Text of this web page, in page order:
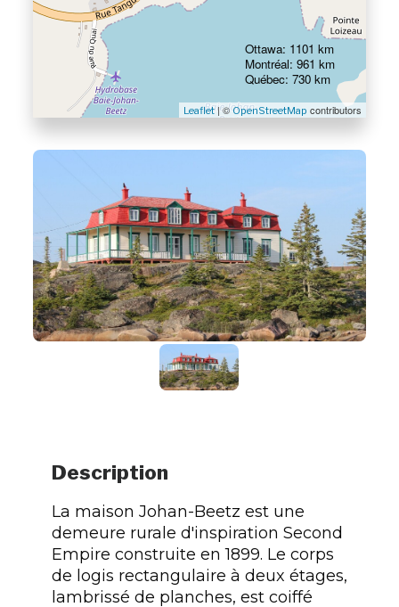
Leaflet| ©OpenStreetMap contributors
Ottawa: 1101 km
Montréal: 961 km
Québec: 730 km
Description
La maison Johan-Beetz est une
demeure rurale d'inspiration Second
Empire construite en 1899. Le corps
de logis rectangulaire à deux étages,
lambrissé de planches, est coiffé